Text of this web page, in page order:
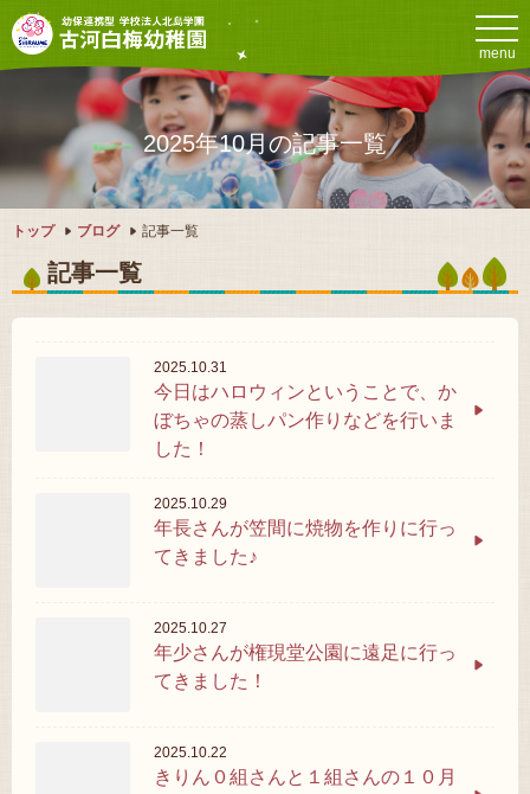
menu
2025年10月の記事一覧
トップ ブログ 記事一覧
記事一覧
2025.10.31
今日はハロウィンということで、か
ぼちゃの蒸しパン作りなどを行いま
した！
2025.10.29
年長さんが笠間に焼物を作りに行っ
てきました♪
2025.10.27
年少さんが権現堂公園に遠足に行っ
てきました！
2025.10.22
きりん０組さんと１組さんの１０月